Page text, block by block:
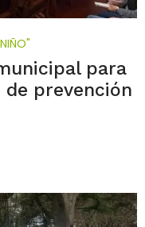
para
prevención